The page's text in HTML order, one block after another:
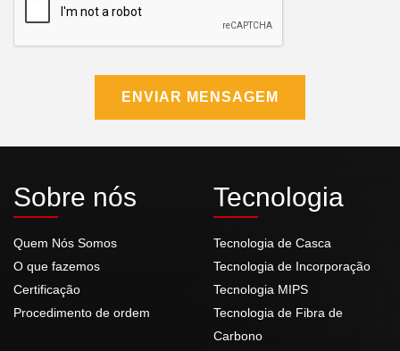
ENVIAR MENSAGEM
Sobre nós
Quem Nós Somos
O que fazemos
Certificação
Procedimento de ordem
Tecnologia
Tecnologia de Casca
Tecnologia de Incorporação
Tecnologia MIPS
Tecnologia de Fibra de
Carbono